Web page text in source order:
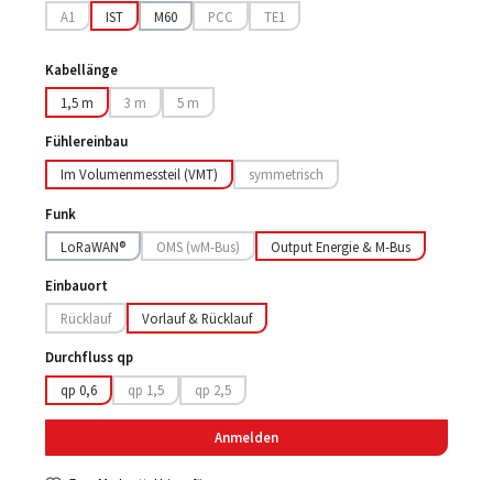
A1
(Diese Option ist zurzeit nicht verfügbar.)
IST M60 PCC
(Diese Option ist zurzeit nicht verfügbar.)
TE1
(Diese Option ist zurzeit nicht verfügbar.)
Kabellänge
1,5 m
3 m
(Diese Option ist zurzeit nicht verfügbar.)
5 m
(Diese Option ist zurzeit nicht verfügbar.)
Fühlereinbau
Im Volumenmessteil (VMT)
symmetrisch
(Diese Option ist zurzeit nicht
Funk
LoRaWAN®
OMS (wM-Bus)
(Diese Option ist zurzeit nicht verfügbar.)
Output Energie & M-Bus
Einbauort
Rücklauf
(Diese Option ist zurzeit nicht verfügbar.)
Vorlauf & Rücklauf
Durchfluss qp
qp 0,6
qp 1,5
(Diese Option ist zurzeit nicht verfügbar.)
qp 2,5
(Diese Option ist zurzeit nicht verfügbar.)
Anmelden